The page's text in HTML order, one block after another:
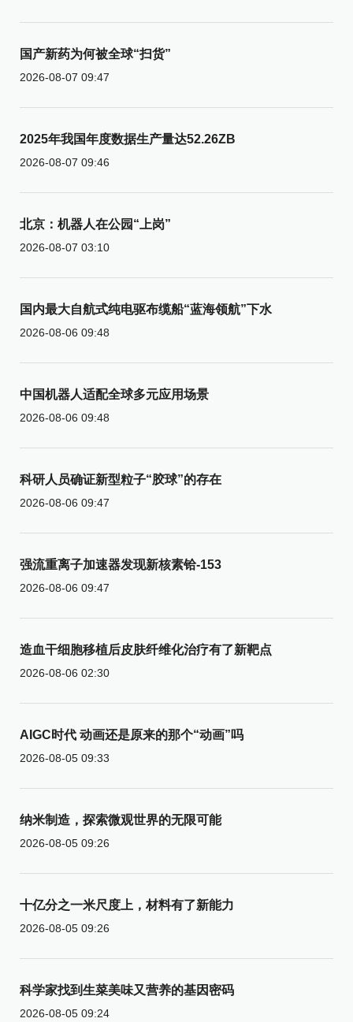
国产新药为何被全球“扫货”
2026-08-07 09:47
2025年我国年度数据生产量达52.26ZB
2026-08-07 09:46
北京：机器人在公园“上岗”
2026-08-07 03:10
国内最大自航式纯电驱布缆船“蓝海领航”下水
2026-08-06 09:48
中国机器人适配全球多元应用场景
2026-08-06 09:48
科研人员确证新型粒子“胶球”的存在
2026-08-06 09:47
强流重离子加速器发现新核素铪-153
2026-08-06 09:47
造血干细胞移植后皮肤纤维化治疗有了新靶点
2026-08-06 02:30
AIGC时代 动画还是原来的那个“动画”吗
2026-08-05 09:33
纳米制造，探索微观世界的无限可能
2026-08-05 09:26
十亿分之一米尺度上，材料有了新能力
2026-08-05 09:26
科学家找到生菜美味又营养的基因密码
2026-08-05 09:24